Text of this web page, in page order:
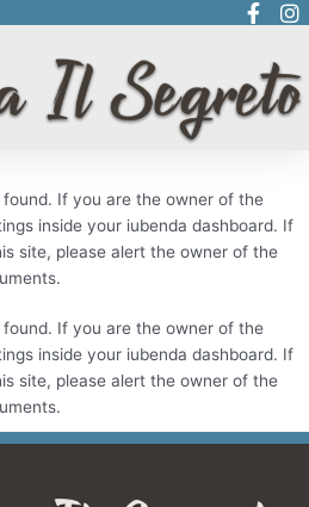
If you are the owner of the
inside your iubenda dashboard. If
site, please alert the owner of the
If you are the owner of the
inside your iubenda dashboard. If
site, please alert the owner of the